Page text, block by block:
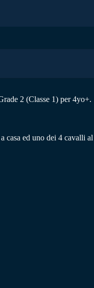
2 (Classe 1) per 4yo+.
casa ed uno dei 4 cavalli